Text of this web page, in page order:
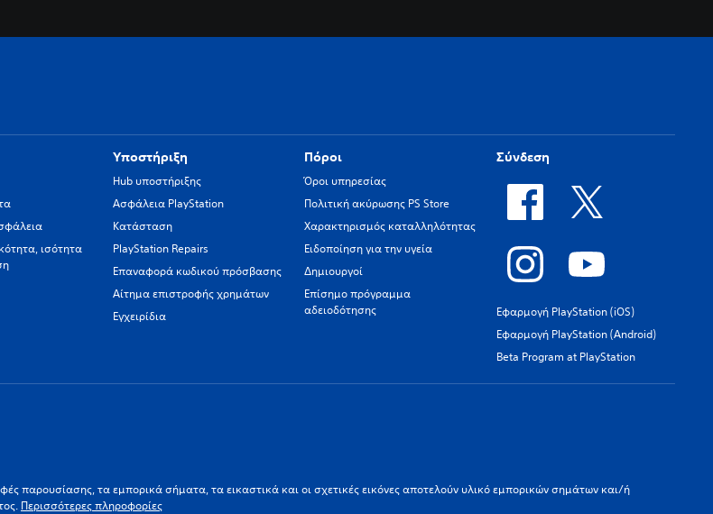
ισότητα
Υποστήριξη
Hub υποστήριξης
Ασφάλεια PlayStation
Κατάσταση
PlayStation Repairs
Επαναφορά κωδικού πρόσβασης
Αίτημα επιστροφής χρημάτων
Εγχειρίδια
Πόροι
Όροι υπηρεσίας
Πολιτική ακύρωσης PS Store
Χαρακτηρισμός καταλληλότητας
Ειδοποίηση για την υγεία
Δημιουργοί
Επίσημο πρόγραμμα
αδειοδότησης
Σύνδεση
Εφαρμογή PlayStation (iOS)
Εφαρμογή PlayStation (Android)
Beta Program at PlayStation
παρουσίασης, τα εμπορικά σήματα, τα εικαστικά και οι σχετικές εικόνες αποτελούν υλικό εμπορικών σημάτων και/ή
Περισσότερες πληροφορίες